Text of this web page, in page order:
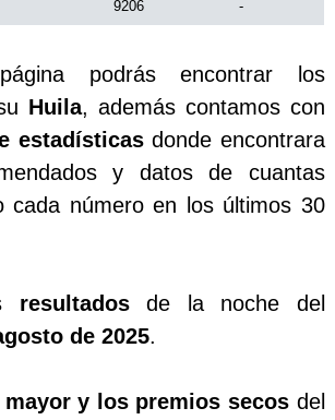
Noche
9206 -
podrás encontrar los
Huila, además contamos con
estadísticasdonde encontrara
y datos de cuantas
cada número en los últimos 30
resultadosde la noche del
de 2025.
y los premios secosdel